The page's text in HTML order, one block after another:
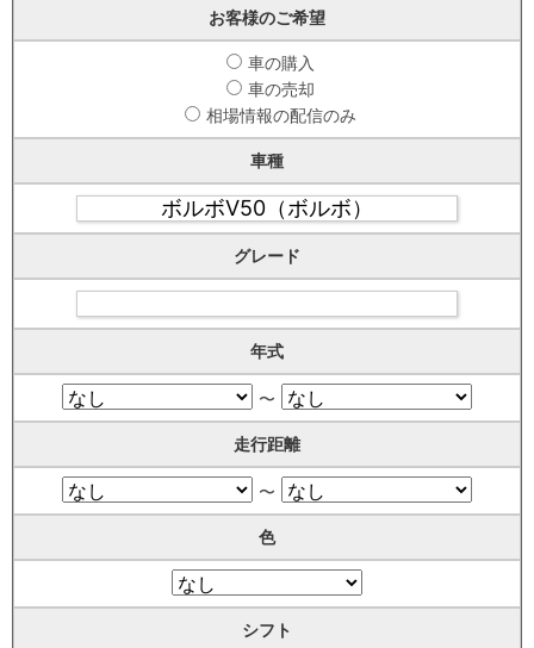
お客様のご希望
車の購入
車の売却
相場情報の配信のみ
車種
グレード
年式
〜
走行距離
〜
色
シフト